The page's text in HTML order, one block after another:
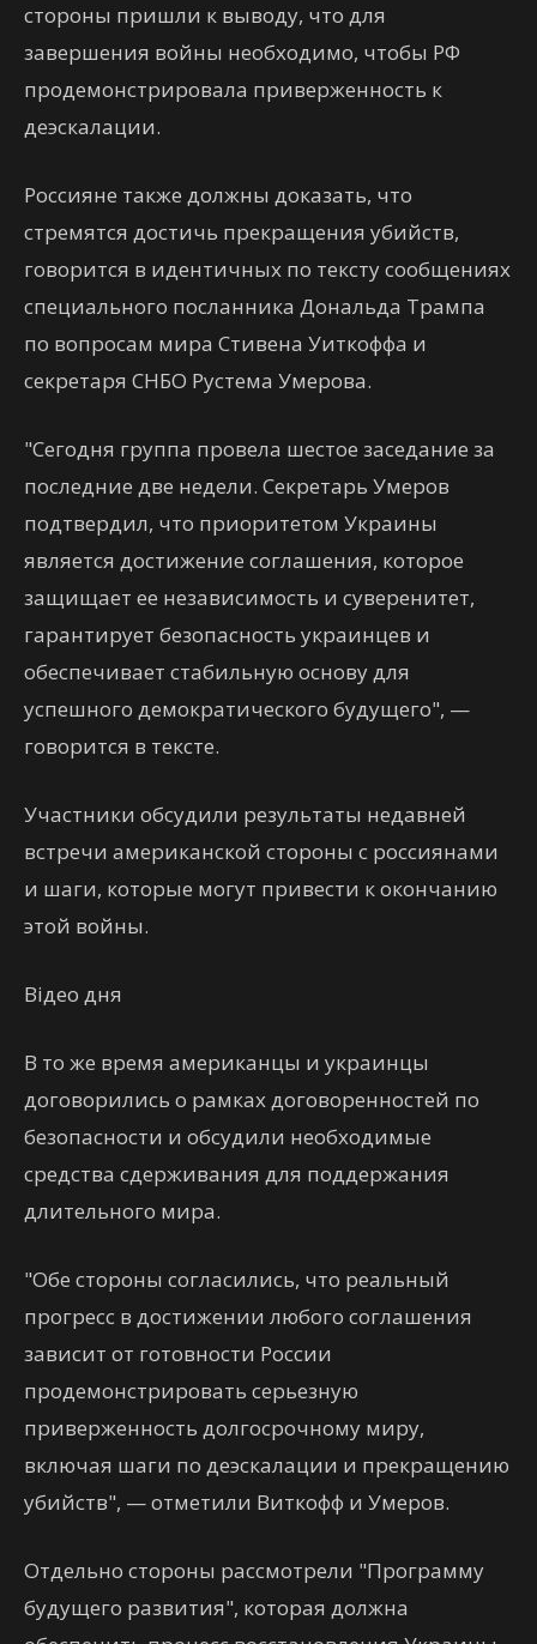
стороны пришли к выводу, что для
завершения войны необходимо, чтобы РФ
продемонстрировала приверженность к
деэскалации.
Россияне также должны доказать, что
стремятся достичь прекращения убийств,
говорится в идентичных по тексту сообщениях
специального посланника Дональда Трампа
по вопросам мира Стивена Уиткоффа и
секретаря СНБО Рустема Умерова.
"Сегодня группа провела шестое заседание за
последние две недели. Секретарь Умеров
подтвердил, что приоритетом Украины
является достижение соглашения, которое
защищает ее независимость и суверенитет,
гарантирует безопасность украинцев и
обеспечивает стабильную основу для
успешного демократического будущего", —
говорится в тексте.
Участники обсудили результаты недавней
встречи американской стороны с россиянами
и шаги, которые могут привести к окончанию
этой войны.
Відео дня
В то же время американцы и украинцы
договорились о рамках договоренностей по
безопасности и обсудили необходимые
средства сдерживания для поддержания
длительного мира.
"Обе стороны согласились, что реальный
прогресс в достижении любого соглашения
зависит от готовности России
продемонстрировать серьезную
приверженность долгосрочному миру,
включая шаги по деэскалации и прекращению
убийств", — отметили Виткофф и Умеров.
Отдельно стороны рассмотрели "Программу
будущего развития", которая должна